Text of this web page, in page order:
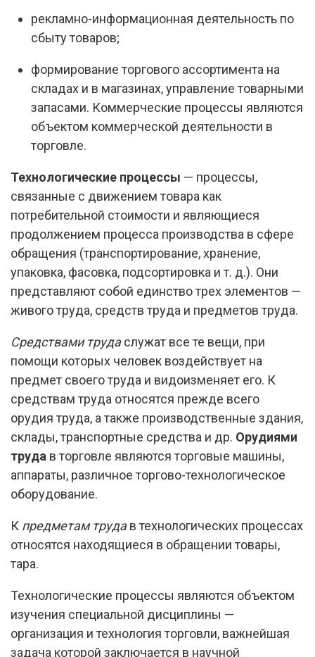
рекламно-информационная деятельность по
сбыту товаров;
формирование торгового ассортимента на
складах и в магазинах, управление товарными
запасами. Коммерческие процессы являются
объектом коммерческой деятельности в
торговле.
Технологические процессы — процессы,
связанные с движением товара как
потребительной стоимости и являющиеся
продолжением процесса производства в сфере
обращения (транспортирование, хранение,
упаковка, фасовка, подсортировка и т. д.). Они
представляют собой единство трех элементов —
живого труда, средств труда и предметов труда.
Средствами трудаслужат все те вещи, при
помощи которых человек воздействует на
предмет своего труда и видоизменяет его. К
средствам труда относятся прежде всего
орудия труда, а также производственные здания,
склады, транспортные средства и др. Орудиями
труда в торговле являются торговые машины,
аппараты, различное торгово-технологическое
оборудование.
К предметам трудав технологических процессах
относятся находящиеся в обращении товары,
тара.
Технологические процессы являются объектом
изучения специальной дисциплины —
организация и технология торговли, важнейшая
задача которой заключается в научной